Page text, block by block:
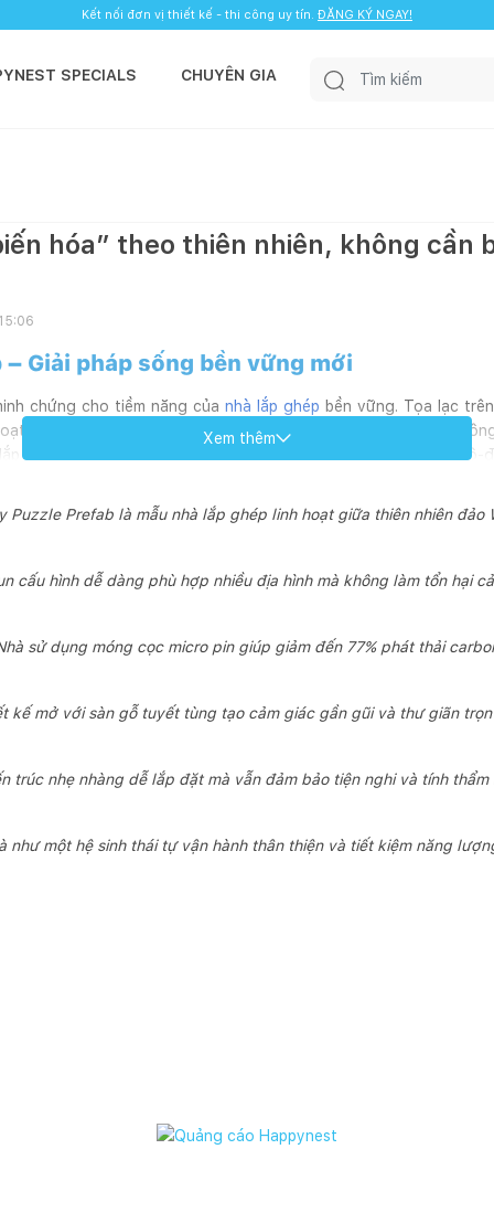
Kết nối đơn vị thiết kế - thi công uy tín. ĐĂNG KÝ NGAY!
SPECIALS CHUYÊN GIA
hóa” theo thiên nhiên, không cần
Giải pháp sống bền vững mới
chứng cho tiềm năng của nhà lắp ghép bền vững. Tọa lạc
sáng tạo với các giải pháp bảo vệ môi trường, mang đến
ghép đảo Whidbey, công trình này được tạo thành từ các mô-
cấu hình theo môi trường
lại, phù hợp với nhiều địa điểm khác nhau mà không gây xáo trộn
kiến trúc giảm phát thải carbon đang được áp dụng hiệu quả trên
tòa nhà năng lượng ròng bằng không, tích hợp mảng năng
nước mưa giúp ngôi nhà đạt được hiệu quả tối đa về tính tự lập.
Xem thêm
Puzzle Prefab là mẫu nhà lắp ghép linh hoạt giữa thiên nhiên đảo
cấu hình dễ dàng phù hợp nhiều địa hình mà không làm tổn hại
sử dụng móng cọc micro pin giúp giảm đến 77% phát thải
kế mở với sàn gỗ tuyết tùng tạo cảm giác gần gũi và thư giãn
trúc nhẹ nhàng dễ lắp đặt mà vẫn đảm bảo tiện nghi và tính thẩm
như một hệ sinh thái tự vận hành thân thiện và tiết kiệm năng